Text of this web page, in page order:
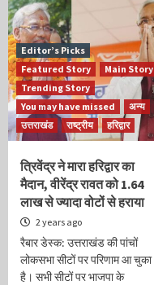
Editor’s Picks
Featured Story
Main Story
Trending Story
You may have missed
अन्य
उत्तराखंड
राष्ट्रीय हरिद्वार
त्रिवेंद्र ने मारा हरिद्वार का
मैदान, वीरेंद्र रावत को 1.64
लाख से ज्यादा वोटों से हराया
2 years ago
रैबार डेस्क: उत्तराखंड की पांचों
लोकसभा सीटों पर परिणाम आ चुका
है। सभी सीटों पर भाजपा के